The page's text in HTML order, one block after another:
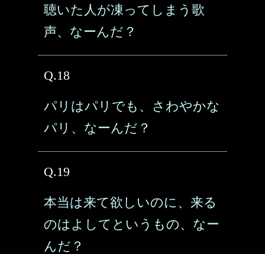
聴いた人が凍ってしまう歌
声、なーんだ？
Q.18
パリはパリでも、さわやかな
パリ、なーんだ？
Q.19
本当は来て欲しいのに、来る
のはよしてというもの、なー
んだ？